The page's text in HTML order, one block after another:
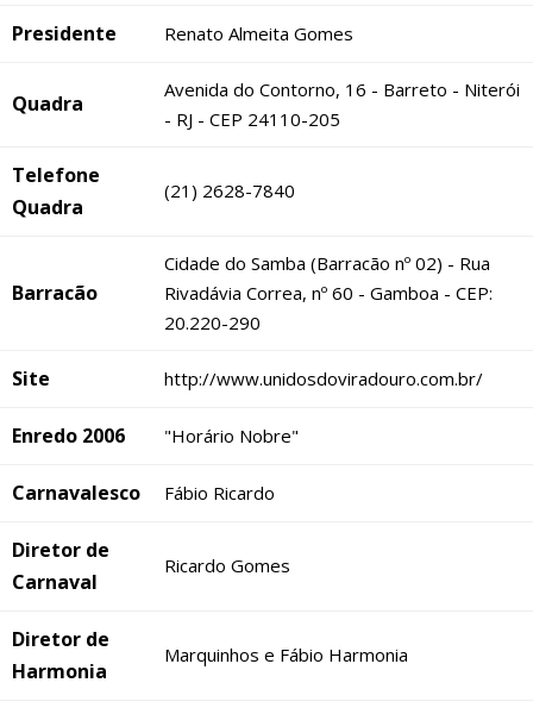
Presidente Renato Almeita Gomes
Quadra
Avenida do Contorno, 16 - Barreto - Niterói
- RJ - CEP 24110-205
Telefone
Quadra
(21) 2628-7840
Barracão
Cidade do Samba (Barracão nº 02) - Rua
Rivadávia Correa, nº 60 - Gamboa - CEP:
20.220-290
Site http://www.unidosdoviradouro.com.br/
Enredo 2006 "Horário Nobre"
Carnavalesco Fábio Ricardo
Diretor de
Carnaval
Ricardo Gomes
Diretor de
Harmonia
Marquinhos e Fábio Harmonia